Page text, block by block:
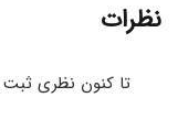
نظرات
تا کنون نظری ثبت